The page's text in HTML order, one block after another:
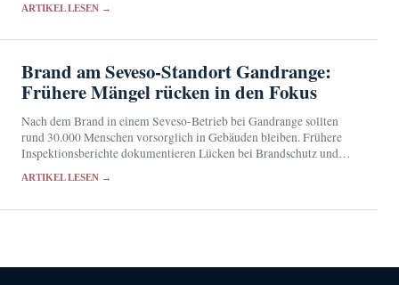
ARTIKEL LESEN →
Brand am Seveso-Standort Gandrange:
Frühere Mängel rücken in den Fokus
Nach dem Brand in einem Seveso-Betrieb bei Gandrange sollten
rund 30.000 Menschen vorsorglich in Gebäuden bleiben. Frühere
Inspektionsberichte dokumentieren Lücken bei Brandschutz und
ARTIKEL LESEN →